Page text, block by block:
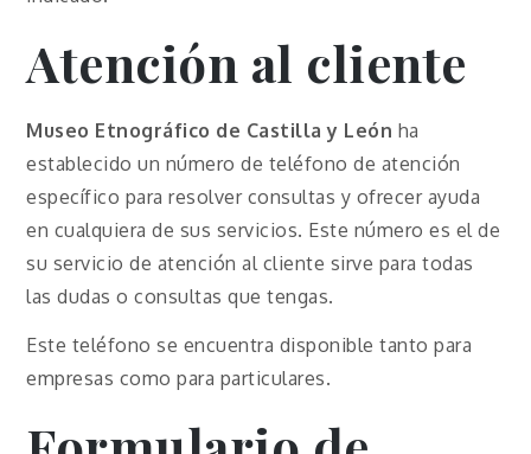
Atención al cliente
Museo Etnográfico de Castilla y León ha
establecido un número de teléfono de atención
específico para resolver consultas y ofrecer ayuda
en cualquiera de sus servicios. Este número es el de
su servicio de atención al cliente sirve para todas
las dudas o consultas que tengas.
Este teléfono se encuentra disponible tanto para
empresas como para particulares.